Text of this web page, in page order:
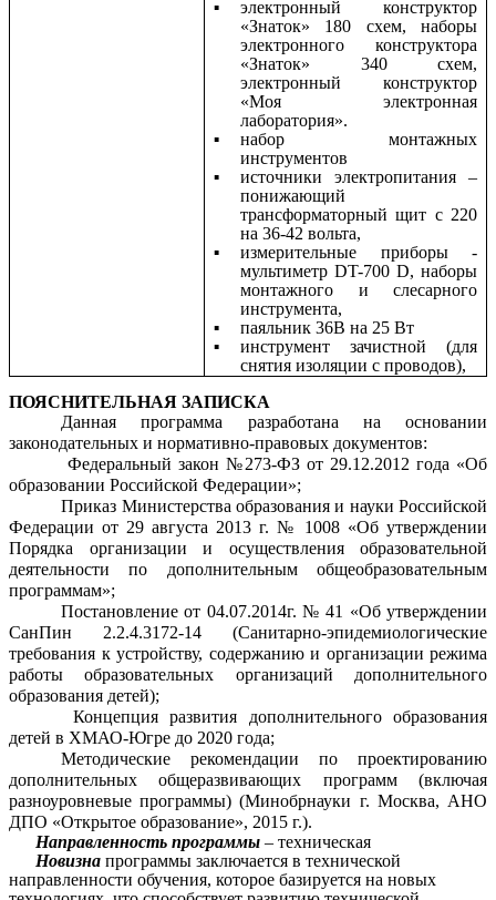
электронный конструктор
«Знаток» 180 схем, наборы
электронного конструктора
«Знаток» 340 схем,
электронный конструктор
«Моя электронная
лаборатория».
набор монтажных
инструментов
источники электропитания –
понижающий
трансформаторный щит с 220
на 36-42 вольта,
измерительные приборы -
мультиметр DT-700 D, наборы
монтажного и слесарного
инструмента,
паяльник 36В на 25 Вт
инструмент зачистной (для
снятия изоляции с проводов),
ПОЯСНИТЕЛЬНАЯ ЗАПИСКА
Данная программа разработана на основании
законодательных и нормативно-правовых документов:
Федеральный закон №273-ФЗ от 29.12.2012 года «Об
образовании Российской Федерации»;
Приказ Министерства образования и науки Российской
Федерации от 29 августа 2013 г. № 1008 «Об утверждении
Порядка организации и осуществления образовательной
деятельности по дополнительным общеобразовательным
программам»;
Постановление от 04.07.2014г. № 41 «Об утверждении
СанПин 2.2.4.3172-14 (Санитарно-эпидемиологические
требования к устройству, содержанию и организации режима
работы образовательных организаций дополнительного
образования детей);
Концепция развития дополнительного образования
детей в ХМАО-Югре до 2020 года;
Методические рекомендации по проектированию
дополнительных общеразвивающих программ (включая
разноуровневые программы) (Минобрнауки г. Москва, АНО
ДПО «Открытое образование», 2015 г.).
Направленность программы – техническая
Новизна программы заключается в технической
направленности обучения, которое базируется на новых